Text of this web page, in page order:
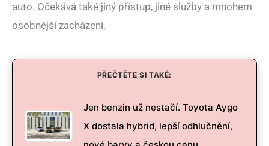
auto. Očekává také jiný přístup, jiné služby a mnohem
osobnější zacházení.
PŘEČTĚTE SI TAKÉ:
Jen benzin už nestačí. Toyota Aygo
X dostala hybrid, lepší odhlučnění,